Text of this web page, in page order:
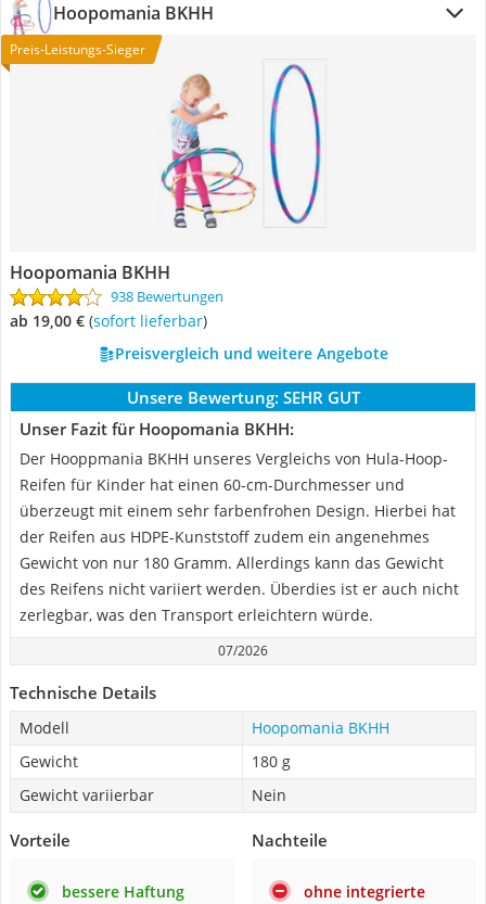
Hoopomania BKHH
Preis-Leistungs-Sieger
Hoopomania BKHH
938 Bewertungen
ab 19,00 € ( Sofort lieferbar)
Preisvergleich und weitere Angebote
Unsere Bewertung: SEHR GUT
Unser Fazit für Hoopomania BKHH:
Der Hooppmania BKHH unseres Vergleichs von Hula-Hoop-
Reifen für Kinder hat einen 60-cm-Durchmesser und
überzeugt mit einem sehr farbenfrohen Design. Hierbei hat
der Reifen aus HDPE-Kunststoff zudem ein angenehmes
Gewicht von nur 180 Gramm. Allerdings kann das Gewicht
des Reifens nicht variiert werden. Überdies ist er auch nicht
zerlegbar, was den Transport erleichtern würde.
07/2026
Technische Details
Modell
Hoopomania BKHH
Gewicht
180 g
Gewicht variierbar
Nein
Vorteile
bessere Haftung
Nachteile
ohne integrierte